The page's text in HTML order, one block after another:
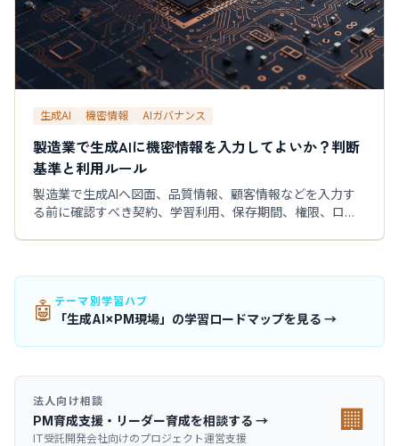
生成AI 機密情報 AIガバナンス
製造業で生成AIに機密情報を入力してよいか？判断
基準と利用ルール
製造業で生成AIへ図面、品質情報、顧客情報などを入力す
る前に確認すべき契約、学習利用、保存期間、権限、ログ
🤖 テーマ別学習ハブ
「生成AI×PM現場」の学習ロードマップを見る →
法人向け相談
PM育成支援・リーダー育成を相談する →
IT受託開発会社向けのプロジェクト運営支援
🏢